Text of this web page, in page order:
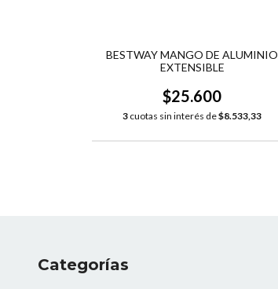
BESTWAY MANGO DE ALUMINIO
EXTENSIBLE
$25.600
3 cuotas sin interés de$8.533,33
Categorías